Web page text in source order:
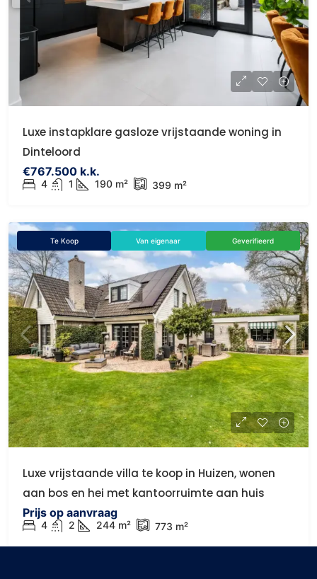
Luxe instapklare gasloze vrijstaande woning in
Dinteloord
€767.500 k.k.
4 1 190 m² 399 m²
Te Koop Van eigenaar Geverifieerd
Luxe vrijstaande villa te koop in Huizen, wonen
aan bos en hei met kantoorruimte aan huis
Prijs op aanvraag
4 2 244 m² 773 m²